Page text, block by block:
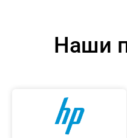
Наши